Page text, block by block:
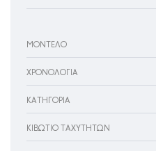
ΜΟΝΤΈΛΟ
ΧΡΟΝΟΛΟΓΊΑ
ΚΑΤΗΓΟΡΊΑ
ΚΙΒΏΤΙΟ ΤΑΧΥΤΉΤΩΝ